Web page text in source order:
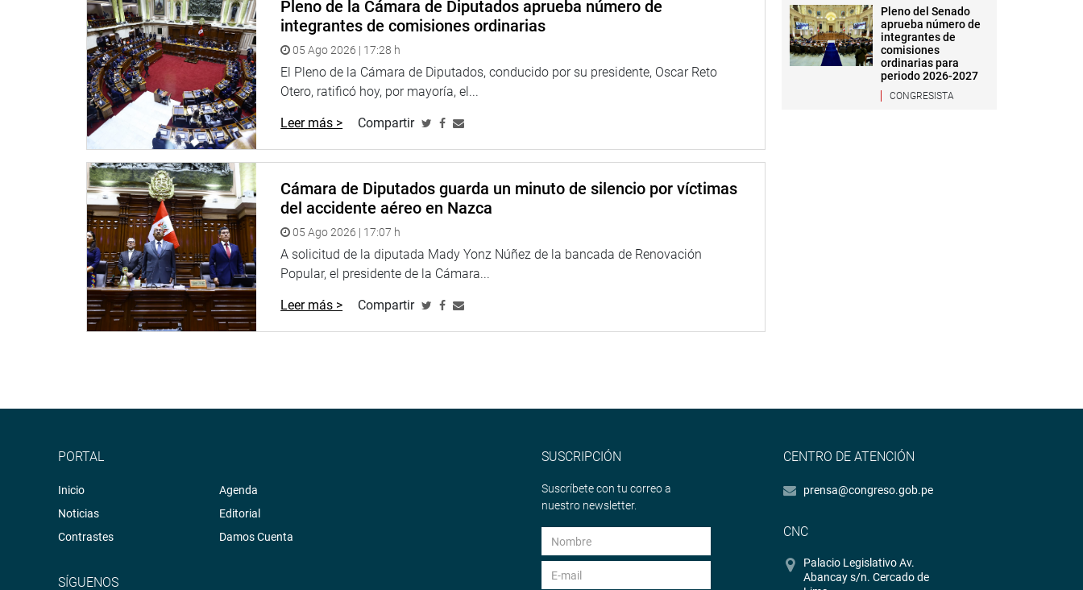
Portal: http://www.congreso.gob.pe/
Facebook:https://goo.gl/s5t7XN
Twitter:https://goo.gl/iMywRR
YouTube:
https://goo.gl/VBXBNk
goo.gl/hMwTg1
fotografia.congreso.gob.pe
Pleno de la Cámara de Diputados aprueba número de
integrantes de comisiones ordinarias
05 Ago 2026 | 17:28 h
El Pleno de la Cámara de Diputados, conducido por su presidente, Oscar Reto
Otero, ratificó hoy, por mayoría, el...
Leer más > Compartir
Cámara de Diputados guarda un minuto de silencio por víctimas
del accidente aéreo en Nazca
05 Ago 2026 | 17:07 h
A solicitud de la diputada Mady Yonz Núñez de la bancada de Renovación
Popular, el presidente de la Cámara...
Leer más > Compartir
Pleno del Senado
aprueba número de
integrantes de
comisiones
ordinarias para
periodo 2026-2027
CONGRESISTA
PORTAL
Inicio
Noticias
Contrastes
Agenda
Editorial
Damos Cuenta
SÍGUENOS
SUSCRIPCIÓN
Suscríbete con tu correo a
nuestro newsletter.
CENTRO DE ATENCIÓN
prensa@congreso.gob.pe
CNC
Palacio Legislativo Av.
Abancay s/n. Cercado de